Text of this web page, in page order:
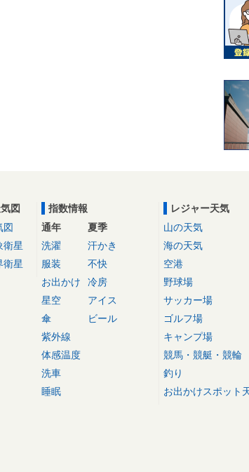
図
図
衛星
衛星
指数情報
通年
洗濯
服装
お出かけ
星空
傘
紫外線
体感温度
洗車
睡眠
夏季
汗かき
不快
冷房
アイス
ビール
レジャー天気
山の天気
海の天気
空港
野球場
サッカー場
ゴルフ場
キャンプ場
競馬・競艇・競輪
釣り
お出かけスポット